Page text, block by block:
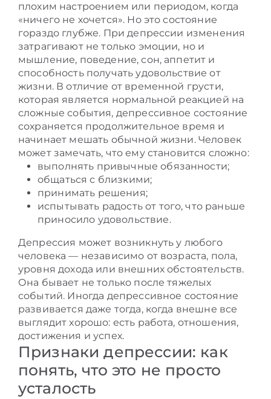
плохим настроением или периодом, когда
«ничего не хочется». Но это состояние
гораздо глубже. При депрессии изменения
затрагивают не только эмоции, но и
мышление, поведение, сон, аппетит и
способность получать удовольствие от
жизни. В отличие от временной грусти,
которая является нормальной реакцией на
сложные события, депрессивное состояние
сохраняется продолжительное время и
начинает мешать обычной жизни. Человек
может замечать, что ему становится сложно:
выполнять привычные обязанности;
общаться с близкими;
принимать решения;
испытывать радость от того, что раньше
приносило удовольствие.
Депрессия может возникнуть у любого
человека — независимо от возраста, пола,
уровня дохода или внешних обстоятельств.
Она бывает не только после тяжелых
событий. Иногда депрессивное состояние
развивается даже тогда, когда внешне все
выглядит хорошо: есть работа, отношения,
достижения и успех.
Признаки депрессии: как
понять, что это не просто
усталость